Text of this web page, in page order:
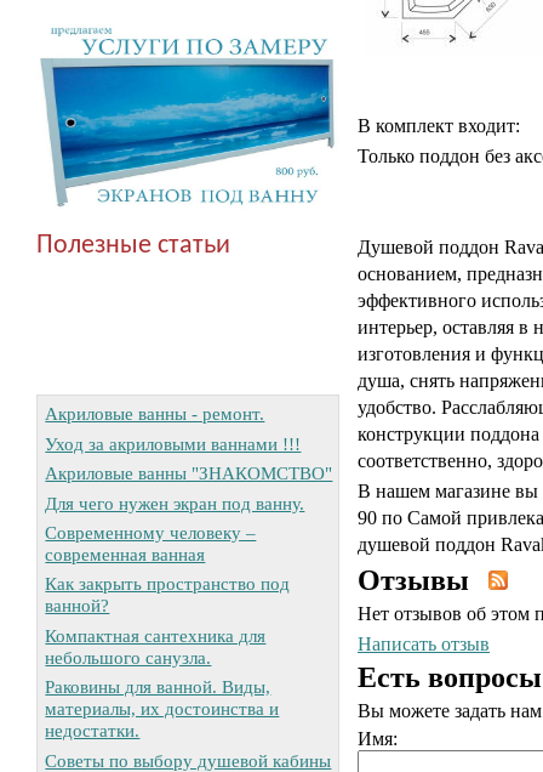
Полезные статьи
Акриловые ванны - ремонт.
Уход за акриловыми ваннами !!!
Акриловые ванны "ЗНАКОМСТВО"
Для чего нужен экран под ванну.
Современному человеку –
современная ванная
Как закрыть пространство под
ванной?
Компактная сантехника для
небольшого санузла.
Раковины для ванной. Виды,
материалы, их достоинства и
недостатки.
Советы по выбору душевой кабины
В комплект входит:
Только поддон без
Душевой поддон
основанием,
эффективного
интерьер, оставляя в
изготовления и
душа, снять
удобство.
конструкции
соответственно,
В нашем магазине вы
90 по Самой
душевой поддон
Отзывы
Нет отзывов об этом
Написать отзыв
Есть
Вы можете задать
Имя: